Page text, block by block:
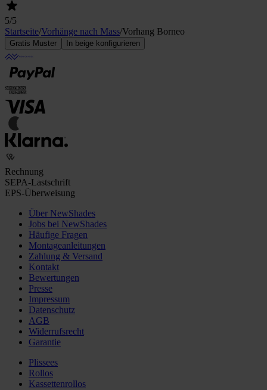
5/5
Startseite/Vorhänge nach Mass/Vorhang Borneo
Gratis Muster In beige konfigurieren
Rechnung
SEPA-Lastschrift
EPS-Überweisung
Über NewShades
Jobs bei NewShades
Häufige Fragen
Montageanleitungen
Zahlung & Versand
Kontakt
Bewertungen
Presse
Impressum
Datenschutz
AGB
Widerrufsrecht
Garantie
Plissees
Rollos
Kassettenrollos